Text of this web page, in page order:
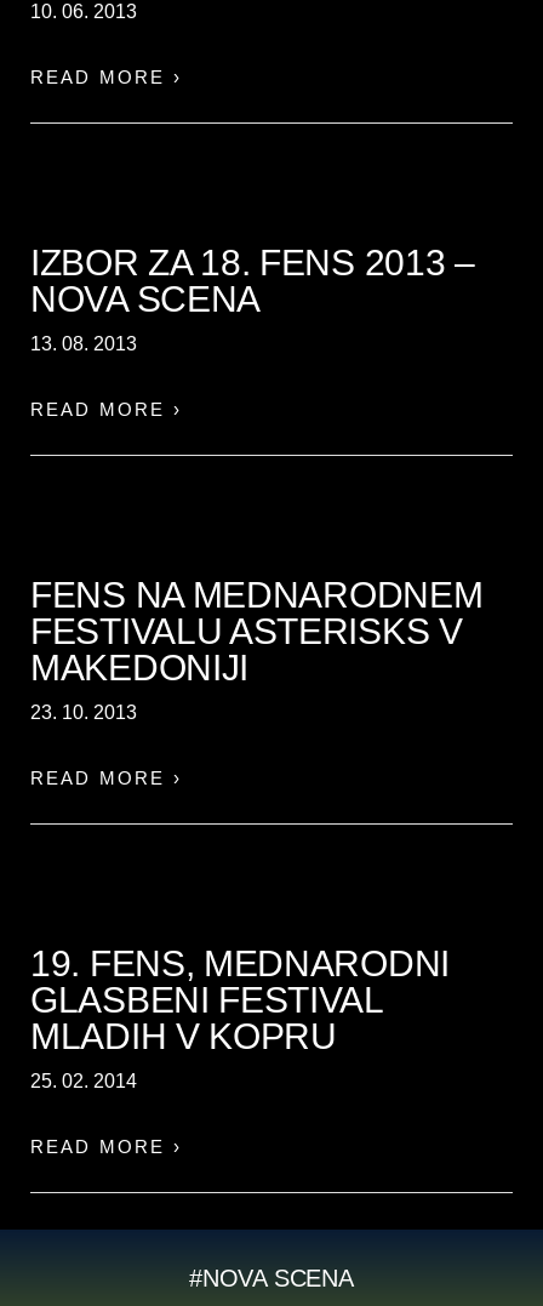
10. 06. 2013
READ MORE ›
IZBOR ZA 18. FENS 2013 –
NOVA SCENA
13. 08. 2013
READ MORE ›
FENS NA MEDNARODNEM
FESTIVALU ASTERISKS V
MAKEDONIJI
23. 10. 2013
READ MORE ›
19. FENS, MEDNARODNI
GLASBENI FESTIVAL
MLADIH V KOPRU
25. 02. 2014
READ MORE ›
#NOVA SCENA